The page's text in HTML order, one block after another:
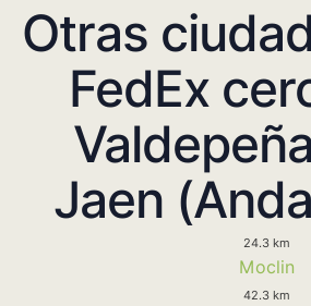
Otras
FedEx
Jaen
24.3 km
Moclin
42.3 km